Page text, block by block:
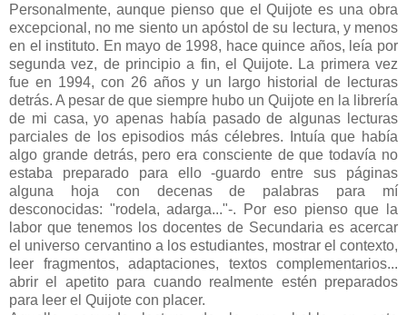
Personalmente, aunque pienso que el Quijote es una obra
excepcional, no me siento un apóstol de su lectura, y menos
en el instituto. En mayo de 1998, hace quince años, leía por
segunda vez, de principio a fin, el Quijote. La primera vez
fue en 1994, con 26 años y un largo historial de lecturas
detrás. A pesar de que siempre hubo un Quijote en la librería
de mi casa, yo apenas había pasado de algunas lecturas
parciales de los episodios más célebres. Intuía que había
algo grande detrás, pero era consciente de que todavía no
estaba preparado para ello -guardo entre sus páginas
alguna hoja con decenas de palabras para mí
desconocidas: "rodela, adarga..."-. Por eso pienso que la
labor que tenemos los docentes de Secundaria es acercar
el universo cervantino a los estudiantes, mostrar el contexto,
leer fragmentos, adaptaciones, textos complementarios...
abrir el apetito para cuando realmente estén preparados
para leer el Quijote con placer.